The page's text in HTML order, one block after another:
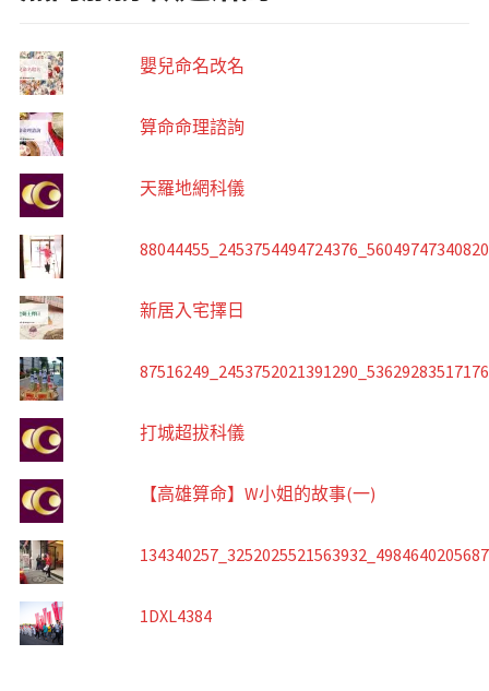
嬰兒命名改名
算命命理諮詢
天羅地網科儀
新居入宅擇日
打城超拔科儀
【高雄算命】W小姐的故事(一)
1DXL4384